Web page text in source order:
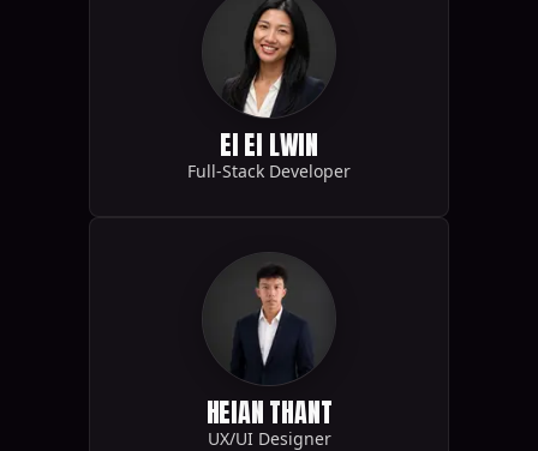
EI EI LWIN
Full-Stack Developer
HEIAN THANT
UX/UI Designer